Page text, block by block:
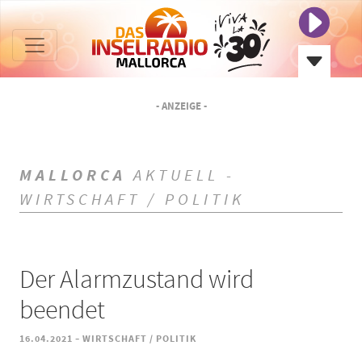
- ANZEIGE -
MALLORCA AKTUELL -
WIRTSCHAFT / POLITIK
Der Alarmzustand wird
beendet
16.04.2021 - WIRTSCHAFT / POLITIK